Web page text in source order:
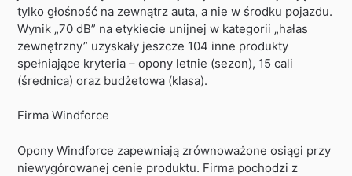
tylko głośność na zewnątrz auta, a nie w środku pojazdu.
Wynik „70 dB” na etykiecie unijnej w kategorii „hałas
zewnętrzny” uzyskały jeszcze 104 inne produkty
spełniające kryteria – opony letnie (sezon), 15 cali
(średnica) oraz budżetowa (klasa).
Firma Windforce
Opony Windforce zapewniają zrównoważone osiągi przy
niewygórowanej cenie produktu. Firma pochodzi z